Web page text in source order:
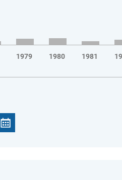
1979 1980 1981